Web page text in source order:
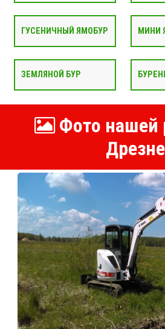
ГУСЕНИЧНЫЙ ЯМОБУР МИНИ
ЗЕМЛЯНОЙ БУР
Фото нашей
Дрезне